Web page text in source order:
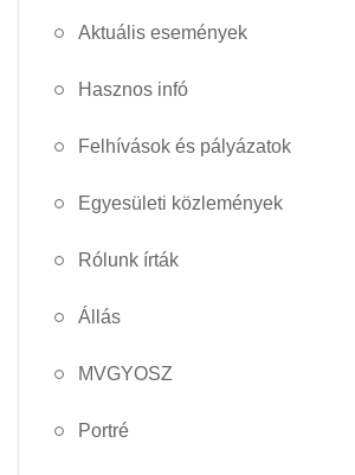
Aktuális események
Hasznos infó
Felhívások és pályázatok
Egyesületi közlemények
Rólunk írták
Állás
MVGYOSZ
Portré